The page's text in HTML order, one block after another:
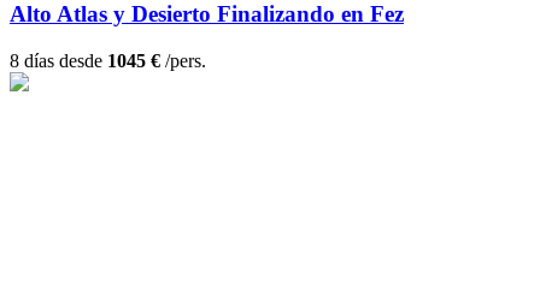
Alto Atlas y Desierto Finalizando en Fez
8 días desde 1045 € /pers.